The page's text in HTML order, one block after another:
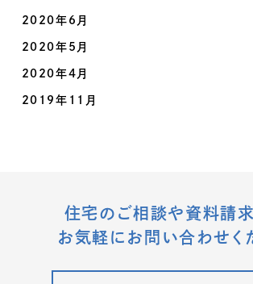
2020年6月
2020年5月
2020年4月
2019年11月
住宅のご相談や資料請求
お気軽にお問い合わせく